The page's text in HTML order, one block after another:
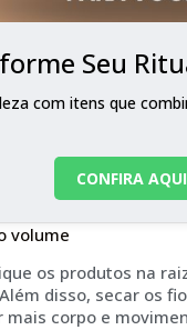
Seu
com itens que
CONFIRA AQUI
volume
os produtos na
disso, secar os
corpo e